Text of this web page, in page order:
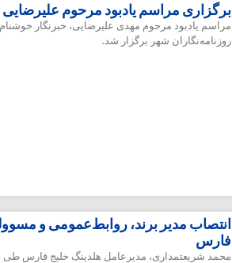
برگزاری مراسم یادبود مرحوم علیرضایی
مراسم یادبود مرحوم مهدی علیرضایی، خبرنگار
روزنامه‌نگاران شهر برگزار شد.
انتصاب مدیر برند، روابط‌عمومی و
فارس
محمد شریعتمداری، مدیرعامل هلدینگ خلیج فارس